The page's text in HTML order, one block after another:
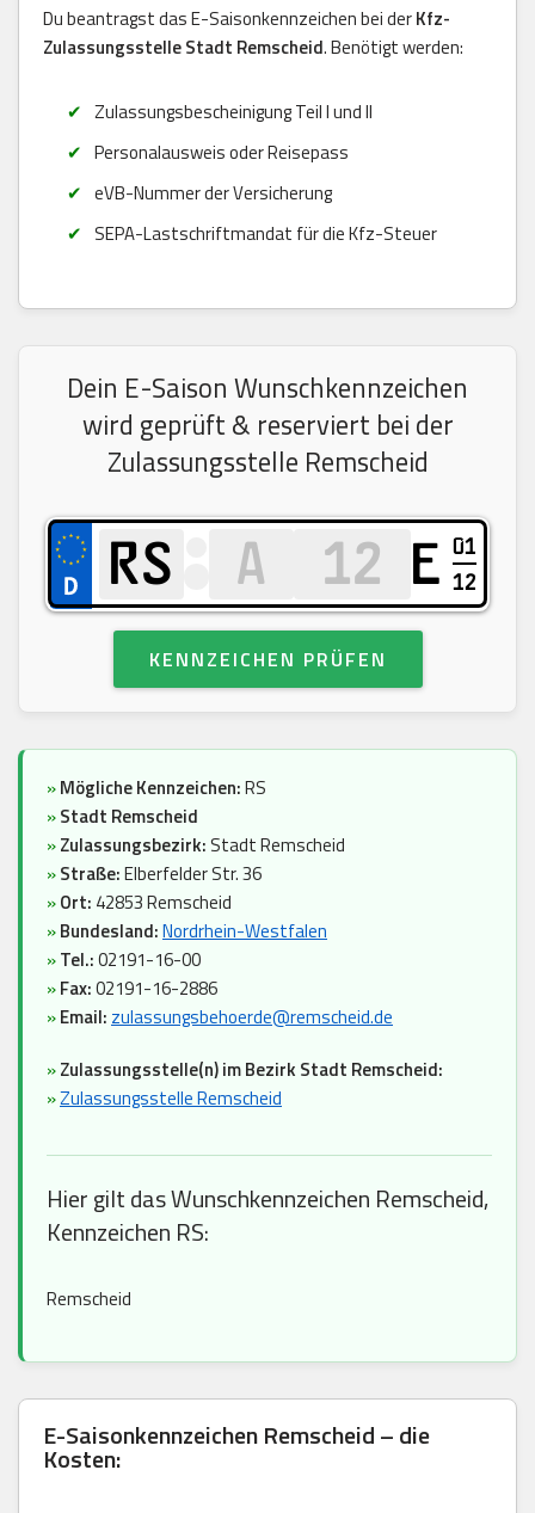
Du beantragst das E-Saisonkennzeichen bei derKfz-
Zulassungsstelle Stadt Remscheid. Benötigt werden:
Zulassungsbescheinigung Teil I und II
Personalausweis oder Reisepass
eVB-Nummer der Versicherung
SEPA-Lastschriftmandat für die Kfz-Steuer
Dein E-Saison Wunschkennzeichen
wird geprüft & reserviert bei der
Zulassungsstelle Remscheid
E 01
12
KENNZEICHEN PRÜFEN
»Mögliche Kennzeichen:RS
»Stadt Remscheid
»Zulassungsbezirk: Stadt Remscheid
»Straße:Elberfelder Str. 36
»Ort: 42853 Remscheid
»Bundesland:Nordrhein-Westfalen
»Tel.:02191-16-00
»Fax:02191-16-2886
»Email: zulassungsbehoerde@remscheid.de
»Zulassungsstelle(n) im Bezirk Stadt Remscheid:
»Zulassungsstelle Remscheid
Hier gilt das Wunschkennzeichen Remscheid,
Kennzeichen RS:
Remscheid
E-Saisonkennzeichen Remscheid – die
Kosten: